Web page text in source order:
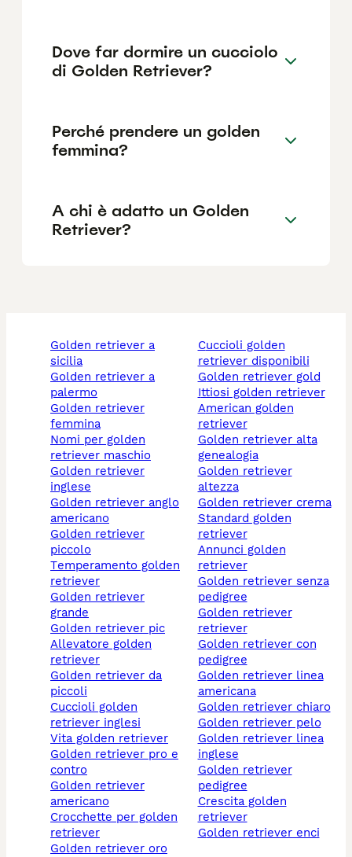
Dove far dormire un cucciolo
di Golden Retriever?
Perché prendere un golden
femmina?
A chi è adatto un Golden
Retriever?
golden retriever a
sicilia
golden retriever a
palermo
golden retriever
femmina
nomi per golden
retriever maschio
golden retriever
inglese
golden retriever anglo
americano
golden retriever
piccolo
temperamento golden
retriever
golden retriever
grande
golden retriever pic
allevatore golden
retriever
golden retriever da
piccoli
cuccioli golden
retriever inglesi
vita golden retriever
golden retriever pro e
contro
golden retriever
americano
crocchette per golden
retriever
golden retriever oro
cuccioli golden
retriever disponibili
golden retriever gold
ittiosi golden retriever
american golden
retriever
golden retriever alta
genealogia
golden retriever
altezza
golden retriever crema
standard golden
retriever
annunci golden
retriever
golden retriever senza
pedigree
golden retriever
retriever
golden retriever con
pedigree
golden retriever linea
americana
golden retriever chiaro
golden retriever pelo
golden retriever linea
inglese
golden retriever
pedigree
crescita golden
retriever
golden retriever enci